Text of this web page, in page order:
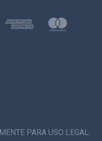
PARA USO LEGAL.